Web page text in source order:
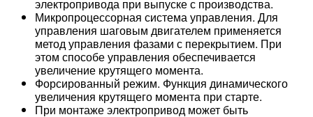
электропривода при выпуске с производства.
Микропроцессорная система управления. Для
управления шаговым двигателем применяется
метод управления фазами с перекрытием. При
этом способе управления обеспечивается
увеличение крутящего момента.
Форсированный режим. Функция динамического
увеличения крутящего момента при старте.
При монтаже электропривод может быть